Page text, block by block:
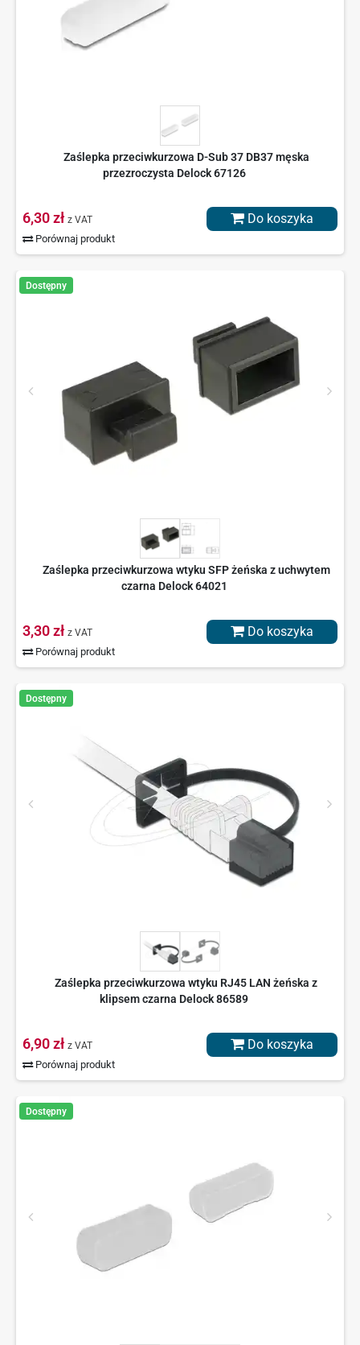
Zaślepka przeciwkurzowa D-Sub 37 DB37 męska
przezroczysta Delock 67126
6,30 zł z VAT
Porównaj produkt
Do koszyka
Dostępny
Zaślepka przeciwkurzowa wtyku SFP żeńska z uchwytem
czarna Delock 64021
3,30 zł z VAT
Porównaj produkt
Do koszyka
Dostępny
Zaślepka przeciwkurzowa wtyku RJ45 LAN żeńska z
klipsem czarna Delock 86589
6,90 zł z VAT
Porównaj produkt
Do koszyka
Dostępny